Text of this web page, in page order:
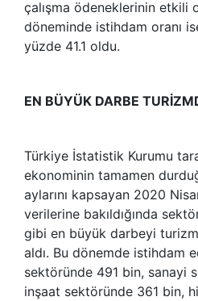
çalışma ödeneklerinin etkili
döneminde istihdam oranı
yüzde 41.1 oldu.
EN BÜYÜK DARBE
Türkiye İstatistik Kurumu
ekonominin tamamen
aylarını kapsayan 2020
verilerine bakıldığında
gibi en büyük darbeyi turizm
aldı. Bu dönemde istihdam
sektöründe 491 bin, sanayi
inşaat sektöründe 361 bin,